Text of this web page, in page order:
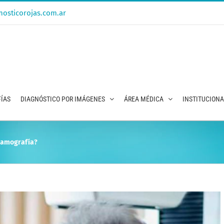
DIAGNÓSTICO POR IMÁGENES ÁREA MÉDICA